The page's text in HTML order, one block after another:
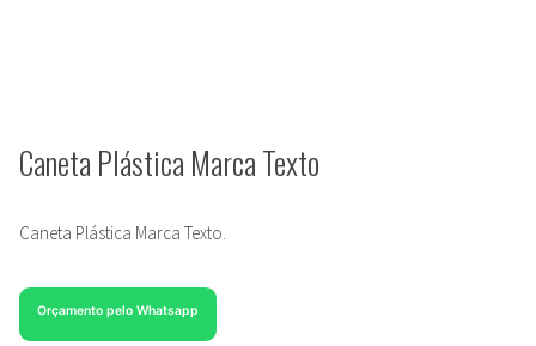
Caneta Plástica Marca Texto
Caneta Plástica Marca Texto.
Orçamento pelo Whatsapp